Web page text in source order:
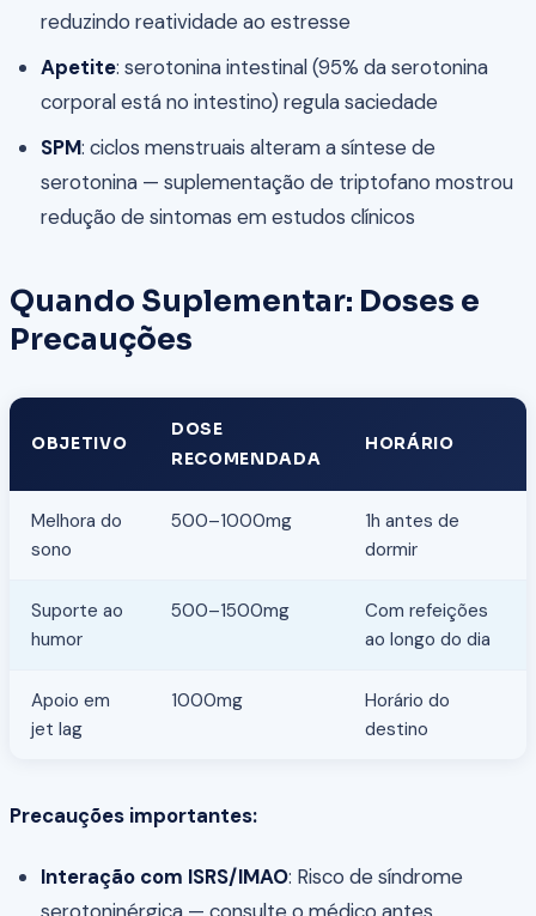
reduzindo reatividade ao estresse
Apetite: serotonina intestinal (95% da serotonina
corporal está no intestino) regula saciedade
SPM: ciclos menstruais alteram a síntese de
serotonina — suplementação de triptofano mostrou
redução de sintomas em estudos clínicos
Quando Suplementar: Doses e
Precauções
OBJETIVO
DOSE
RECOMENDADA
HORÁRIO
Melhora do
sono
500–1000mg
1h antes de
dormir
Suporte ao
humor
500–1500mg
Com refeições
ao longo do dia
Apoio em
jet lag
1000mg
Horário do
destino
Precauções importantes:
Interação com ISRS/IMAO: Risco de síndrome